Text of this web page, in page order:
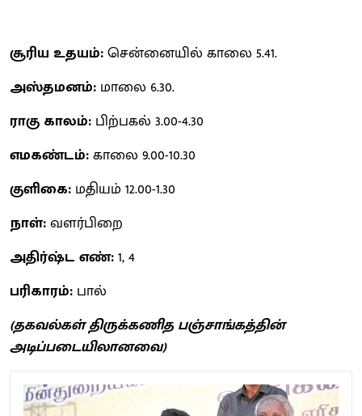
சூரிய உதயம்:சென்னையில் காலை 5.41.
அஸ்தமனம்: மாலை 6.30.
ராகு காலம்: பிற்பகல் 3.00-4.30
எமகண்டம்:காலை 9.00-10.30
குளிகை: மதியம் 12.00-1.30
நாள்:வளர்பிறை
அதிர்ஷ்ட எண்:1, 4
பரிகாரம்: பால்
(தகவல்கள் திருக்கணித பஞ்சாங்கத்தின்
அடிப்படையிலானவை)